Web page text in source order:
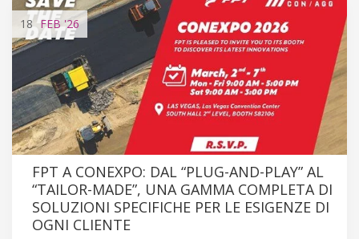
18 FEB'26
FPT A CONEXPO: DAL “PLUG-AND-PLAY” AL
“TAILOR-MADE”, UNA GAMMA COMPLETA DI
SOLUZIONI SPECIFICHE PER LE ESIGENZE DI
OGNI CLIENTE